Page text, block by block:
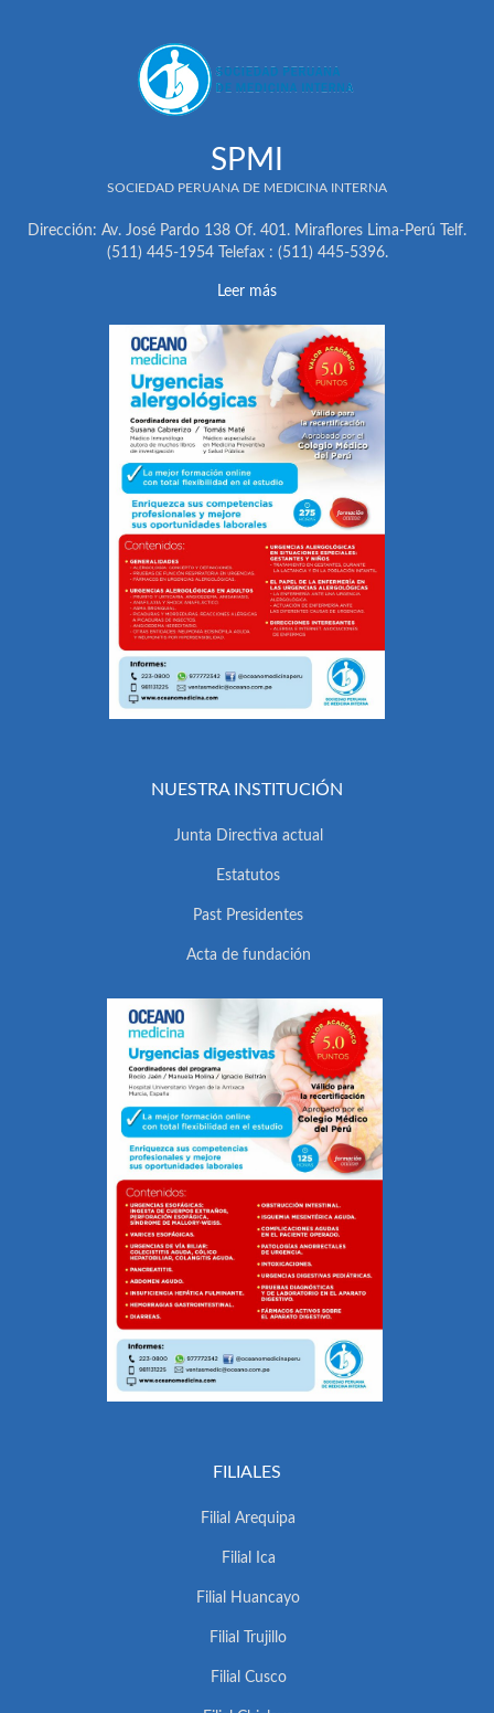
SPMI
SOCIEDAD PERUANA DE MEDICINA INTERNA
Dirección: Av. José Pardo 138 Of. 401. Miraflores Lima-Perú Telf.
(511) 445-1954 Telefax : (511) 445-5396.
Leer más
NUESTRA INSTITUCIÓN
Junta Directiva actual
Estatutos
Past Presidentes
Acta de fundación
FILIALES
Filial Arequipa
Filial Ica
Filial Huancayo
Filial Trujillo
Filial Cusco